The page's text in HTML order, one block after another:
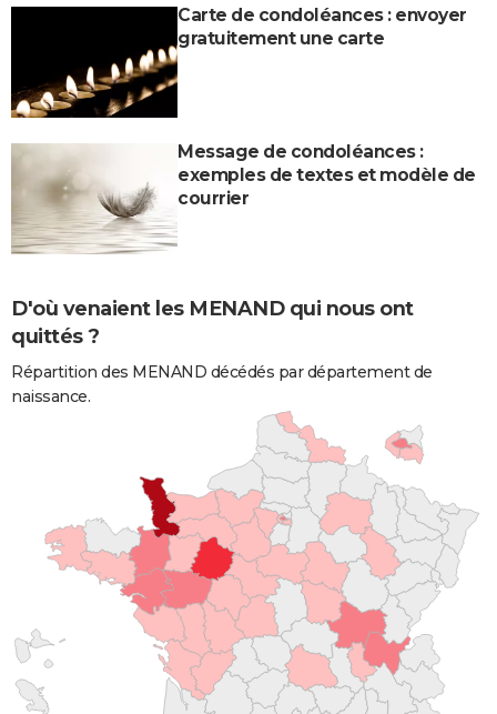
Carte de condoléances : envoyer
gratuitement une carte
Message de condoléances :
exemples de textes et modèle de
courrier
D'où venaient les MENAND qui nous ont
quittés ?
Répartition des MENAND décédés par département de
naissance.